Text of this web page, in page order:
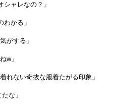
シャレなの？」
わかる」
がする」
w」
れない奇抜な服着たがる印象」
な」